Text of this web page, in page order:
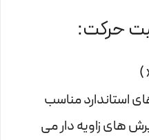
استاندارد مناسب
های زاویه دار می